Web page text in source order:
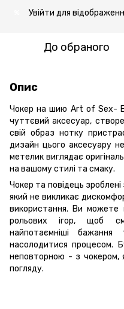
Увійти для
До обраного
Опис
Чокер на шию Art of Sex-
чуттєвий аксесуар,
свій образ нотку
дизайн цього аксесуару
метелик виглядає
на вашому стилі та смаку.
Чокер та повідець зроблені
який не викликає
використання. Ви можете
рольових ігор, щоб
найпотаємніші
насолодитися процесом.
неповторною - з чокером,
погляду.